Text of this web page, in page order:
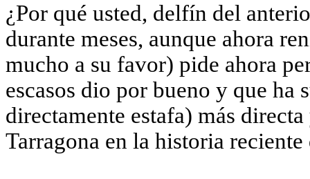
¿Por qué usted, delfín del
durante meses, aunque ahora
mucho a su favor) pide ahora
escasos dio por bueno y que
directamente estafa) más
Tarragona en la historia